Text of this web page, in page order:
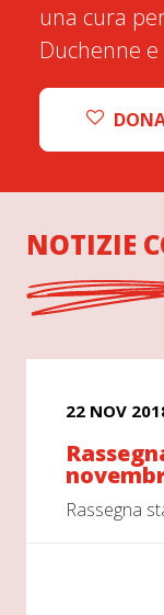
una cura
Duchenne e
NOTIZIE
22 NOV
Rassegna